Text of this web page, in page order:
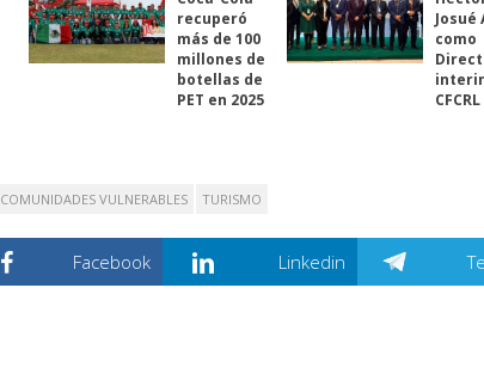
recuperó
más de 100
millones de
botellas de
PET en 2025
Josué
como
CFCRL
COMUNIDADES VULNERABLES TURISMO
Facebook Linkedin